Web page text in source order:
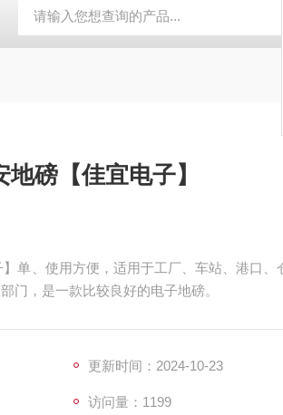
海佳宜】 钢瓶秤 云南电子秤厂家
磅【佳宜电子】
单、使用方便，适用于工厂、车站、港口、
门，是一款比较良好的电子地磅。
更新时间：2024-10-23
访问量：1199